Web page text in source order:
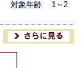
対象年齢
1～2